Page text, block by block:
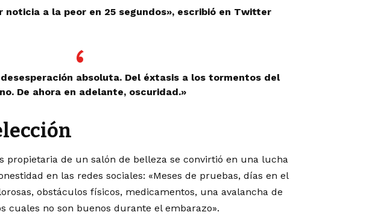
noticia a la peor en 25 segundos», escribió en Twitter
absoluta. Del éxtasis a los tormentos del
De ahora en adelante, oscuridad.»
propietaria de un salón de belleza se convirtió en una lucha
en las redes sociales: «Meses de pruebas, días en el
obstáculos físicos, medicamentos, una avalancha de
cuales no son buenos durante el embarazo».